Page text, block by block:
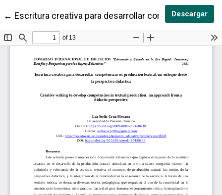
← Volver a los detalles del artículo
Escritura creativa para desarrollar competencias en
Descargar